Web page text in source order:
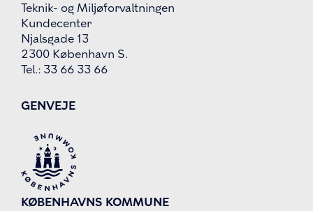
Teknik- og Miljøforvaltningen
Kundecenter
Njalsgade 13
2300 København S.
Tel.: 33 66 33 66
GENVEJE
KØBENHAVNS KOMMUNE